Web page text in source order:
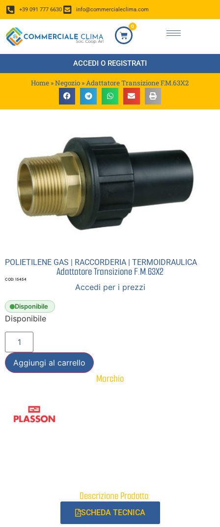
+39 091 777 6630 info@commercialeclima.com
0
ACCEDI O REGISTRATI
Home »Negozio »Adattatore Transizione F.M.63X2
POLIETILENE GAS RACCORDERIA TERMOIDRAULICA
Adattatore Transizione F.M.63X2
COD: 15454
Accedi per i prezzi
Disponibile
Disponibile
Aggiungi al carrello
Marchio
Descrizione Prodotto:
SCHEDA TECNICA